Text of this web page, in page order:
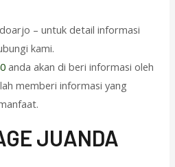
– untuk detail informasi
kami.
anda akan di beri informasi oleh
memberi informasi yang
JUANDA